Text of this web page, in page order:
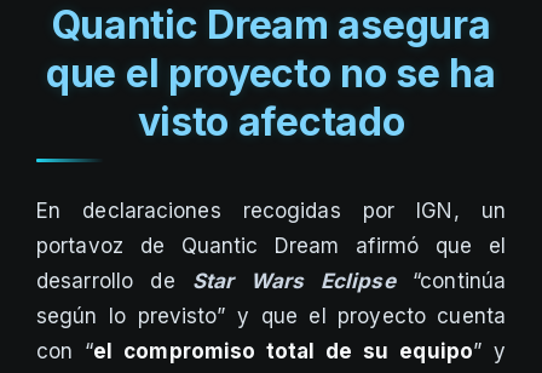
Quantic Dream asegura
que el proyecto no se ha
visto afectado
En declaraciones recogidas por IGN, un
portavoz de Quantic Dream afirmó que el
desarrollo de Star Wars Eclipse“continúa
según lo previsto” y que el proyecto cuenta
con “el compromiso total de su equipo” y